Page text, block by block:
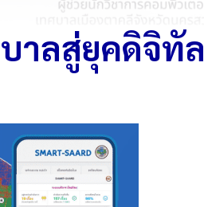
าลสู่ยุคดิจิทัล